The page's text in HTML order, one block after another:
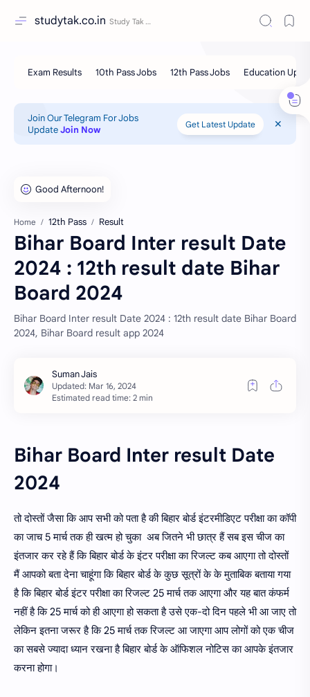
studytak.co.in
Join Our Telegram For Jobs
UpdateJoin Now Get Latest Update
Home 12th Pass Result
Bihar Board Inter result Date
2024 : 12th result date Bihar
Board 2024
Bihar Board Inter result Date 2024 : 12th result date Bihar Board
2024, Bihar Board result app 2024
Estimated read time: 2 min
Bihar Board Inter result Date
2024
तो दोस्तों जैसा कि आप सभी को पता है की बिहार बोर्ड इंटरमीडिएट परीक्षा का कॉपी
का जाच 5 मार्च तक ही खत्म हो चुका अब जितने भी छात्र हैं सब इस चीज का
इंतजार कर रहे हैं कि बिहार बोर्ड के इंटर परीक्षा का रिजल्ट कब आएगा तो दोस्तों
मैं आपको बता देना चाहूंगा कि बिहार बोर्ड के कुछ सूत्रों के के मुताबिक बताया गया
है कि बिहार बोर्ड इंटर परीक्षा का रिजल्ट 25 मार्च तक आएगा और यह बात कंफर्म
नहीं है कि 25 मार्च को ही आएगा हो सकता है उसे एक-दो दिन पहले भी आ जाए तो
लेकिन इतना जरूर है कि 25 मार्च तक रिजल्ट आ जाएगा आप लोगों को एक चीज
का सबसे ज्यादा ध्यान रखना है बिहार बोर्ड के ऑफिशल नोटिस का आपके इंतजार
करना होगा।